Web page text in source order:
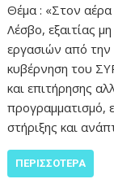
Θέμα : «Στον
Λέσβο, εξαιτίας
εργασιών από την
κυβέρνηση του
και επιτήρησης
προγραμματισμό,
στήριξης και
ΠΕΡΙΣΣΌΤΕΡΑ